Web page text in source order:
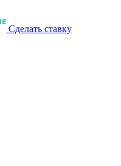
Сделать ставку